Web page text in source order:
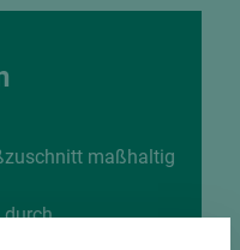
maßhaltig
durch